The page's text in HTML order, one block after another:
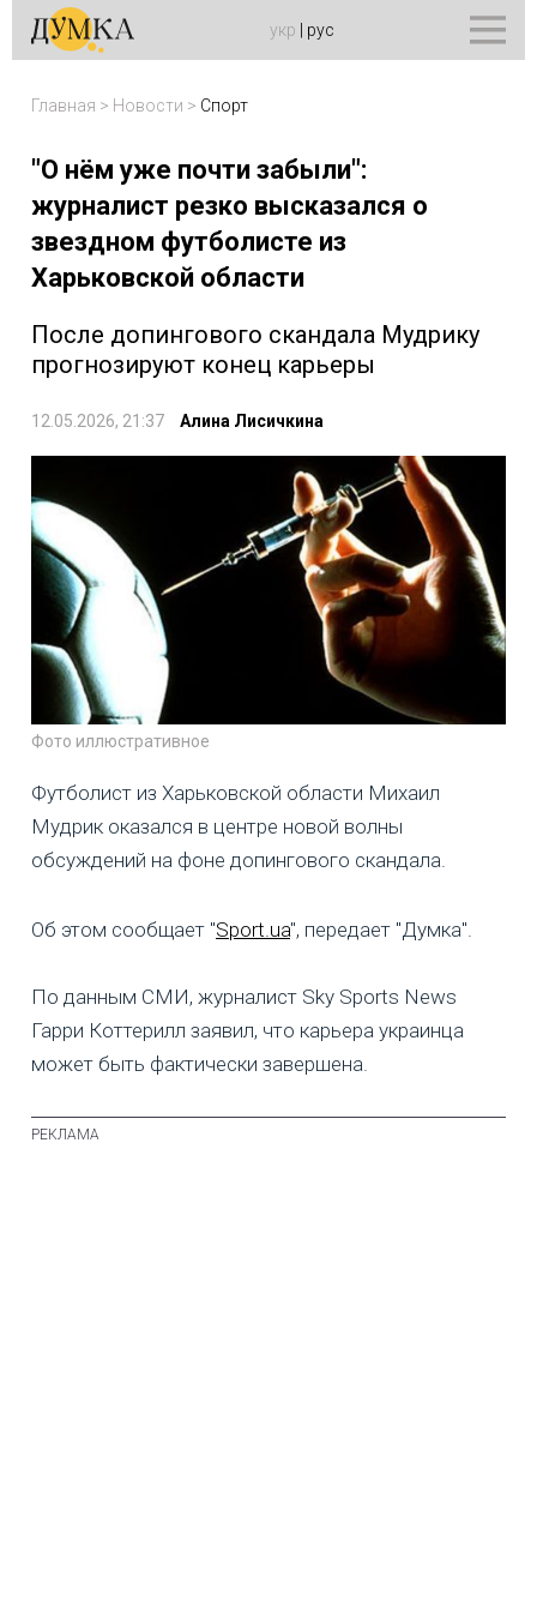
укр рус
Главная > Новости > Спорт
"О нём уже почти забыли":
журналист резко высказался о
звездном футболисте из
Харьковской области
После допингового скандала Мудрику
прогнозируют конец карьеры
12.05.2026, 21:37 Алина Лисичкина
Фото иллюстративное
Футболист из Харьковской области Михаил
Мудрик оказался в центре новой волны
обсуждений на фоне допингового скандала.
Об этом сообщает "Sport.ua", передает "Думка".
По данным СМИ, журналист Sky Sports News
Гарри Коттерилл заявил, что карьера украинца
может быть фактически завершена.